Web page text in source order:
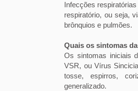
Infecções
respiratório, ou seja,
brônquios e pulmões.
Quais os sintomas
Os sintomas iniciais
VSR, ou Vírus
tosse, espirros,
generalizado.